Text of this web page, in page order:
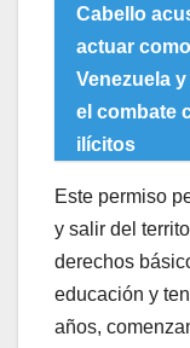
Cabello
actuar
Venezuela
el combate
ilícitos
Este permiso
y salir del
derechos
educación y
años,